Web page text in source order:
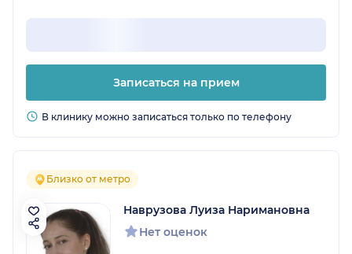
Записаться на прием
В клинику можно записаться только по телефону
Близко от метро
Наврузова Луиза Наримановна
Нет оценок